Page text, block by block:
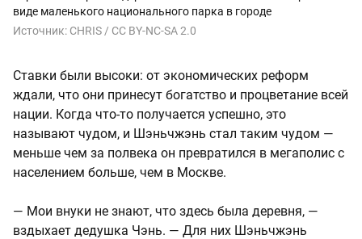
виде маленького национального парка в городе
Источник: CHRIS / CC BY-NC-SA 2.0
Ставки были высоки: от экономических реформ
ждали, что они принесут богатство и процветание всей
нации. Когда что-то получается успешно, это
называют чудом, и Шэньчжэнь стал таким чудом —
меньше чем за полвека он превратился в мегаполис с
населением больше, чем в Москве.
— Мои внуки не знают, что здесь была деревня, —
вздыхает дедушка Чэнь. — Для них Шэньчжэнь